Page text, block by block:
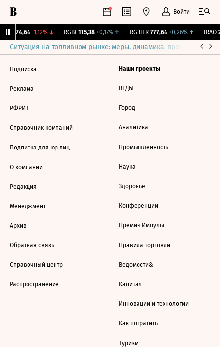
Войти
874,64 -1,12%↓ RGBI 115,38 +0,17%↑ RGBITR 777,64 +0,26%↑ IRAO
Ситуация на топливном рынке: меры, динамика, прогнозы
Подписка
Реклама
РФРИТ
Справочник компаний
Подписка для юр.лиц
О компании
Редакция
Менеджмент
Архив
Обратная связь
Справочный центр
Распространение
Наши проекты
ВЕДЫ
Город
Аналитика
Промышленность
Наука
Здоровье
Конференции
Премия Импульс
Правила торговли
Ведомости&
Капитал
Инновации и технологии
Как потратить
Туризм